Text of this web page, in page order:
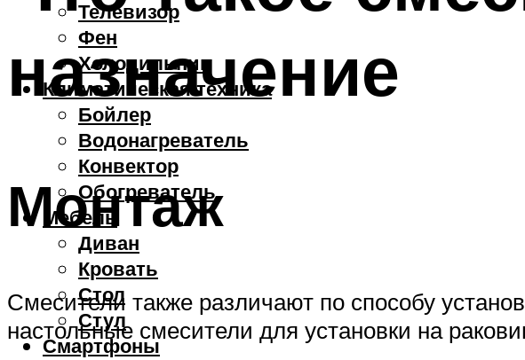
Телевизор
Фен
Холодильник
Климатическая техника
Бойлер
Водонагреватель
Конвектор
Обогреватель
Мебель
Диван
Кровать
Стол
Стул
Смартфоны
назначение
Монтаж
Смесители также различают по способу
настольные смесители для установки на